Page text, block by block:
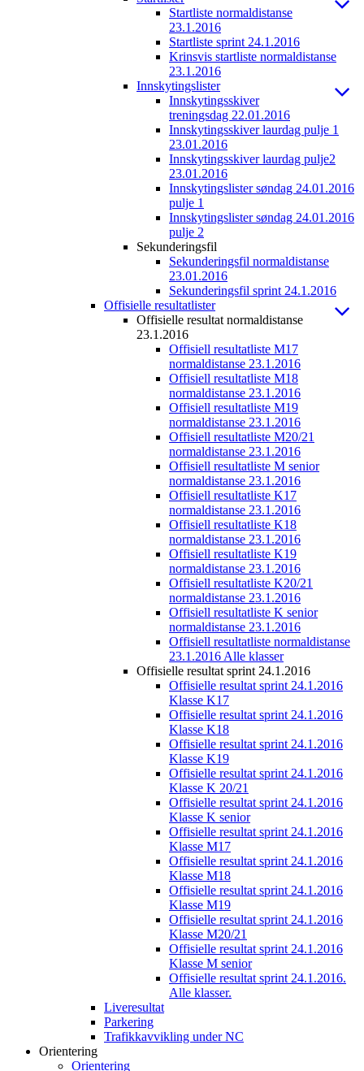
Startliste normaldistanse
23.1.2016
Startliste sprint 24.1.2016
Krinsvis startliste normaldistanse
23.1.2016
Innskytingslister
Innskytingsskiver
treningsdag 22.01.2016
Innskytingsskiver laurdag pulje 1
23.01.2016
Innskytingsskiver laurdag pulje2
23.01.2016
Innskytingslister søndag 24.01.2016
pulje 1
Innskytingslister søndag 24.01.2016
pulje 2
Sekunderingsfil
Sekunderingsfil normaldistanse
23.01.2016
Sekunderingsfil sprint 24.1.2016
Offisielle resultatlister
Offisielle resultat normaldistanse
23.1.2016
Offisiell resultatliste M17
normaldistanse 23.1.2016
Offisiell resultatliste M18
normaldistanse 23.1.2016
Offisiell resultatliste M19
normaldistanse 23.1.2016
Offisiell resultatliste M20/21
normaldistanse 23.1.2016
Offisiell resultatliste M senior
normaldistanse 23.1.2016
Offisiell resultatliste K17
normaldistanse 23.1.2016
Offisiell resultatliste K18
normaldistanse 23.1.2016
Offisiell resultatliste K19
normaldistanse 23.1.2016
Offisiell resultatliste K20/21
normaldistanse 23.1.2016
Offisiell resultatliste K senior
normaldistanse 23.1.2016
Offisiell resultatliste normaldistanse
23.1.2016 Alle klasser
Offisielle resultat sprint 24.1.2016
Offisielle resultat sprint 24.1.2016
Klasse K17
Offisielle resultat sprint 24.1.2016
Klasse K18
Offisielle resultat sprint 24.1.2016
Klasse K19
Offisielle resultat sprint 24.1.2016
Klasse K 20/21
Offisielle resultat sprint 24.1.2016
Klasse K senior
Offisielle resultat sprint 24.1.2016
Klasse M17
Offisielle resultat sprint 24.1.2016
Klasse M18
Offisielle resultat sprint 24.1.2016
Klasse M19
Offisielle resultat sprint 24.1.2016
Klasse M20/21
Offisielle resultat sprint 24.1.2016
Klasse M senior
Offisielle resultat sprint 24.1.2016.
Alle klasser.
Liveresultat
Parkering
Trafikkavvikling under NC
Orientering
Orientering